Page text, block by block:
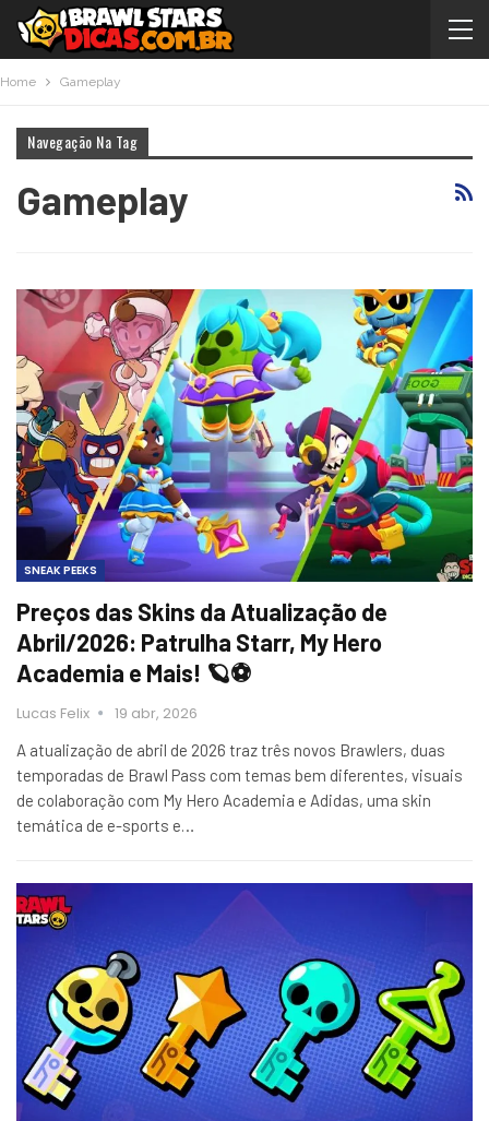
Home Gameplay
Navegação Na Tag
Gameplay
SNEAK PEEKS
Preços das Skins da Atualização de
Abril/2026: Patrulha Starr, My Hero
Academia e Mais! 🪐⚽
Lucas Felix 19 abr, 2026
A atualização de abril de 2026 traz três novos Brawlers, duas
temporadas de Brawl Pass com temas bem diferentes, visuais
de colaboração com My Hero Academia e Adidas, uma skin
temática de e-sports e…